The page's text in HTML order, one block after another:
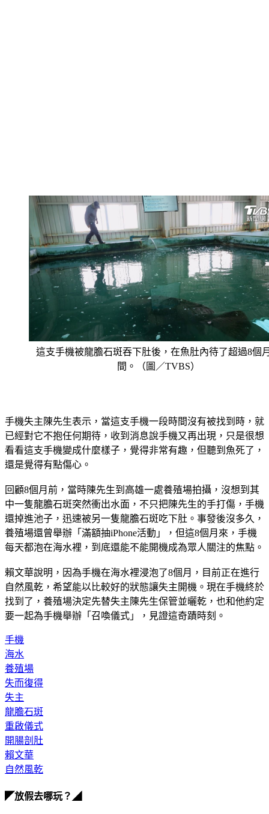
這支手機被龍膽石斑吞下肚後，在魚肚內待了超過8個
間。（圖／TVBS）
已經對它不抱任何期待，收到消息說手機又再出現，只是很想
看看這支手機變成什麼樣子，覺得非常有趣，但聽到魚死了，
還是覺得有點傷心。
中一隻龍膽石斑突然衝出水面，不只把陳先生的手打傷，手機
還掉進池子，迅速被另一隻龍膽石斑吃下肚。事發後沒多久，
養殖場還曾舉辦「滿額抽iPhone活動」，但這8個月來，手機
每天都泡在海水裡，到底還能不能開機成為眾人關注的焦點。
自然風乾，希望能以比較好的狀態讓失主開機。現在手機終於
找到了，養殖場決定先替失主陳先生保管並曬乾，也和他約定
要一起為手機舉辦「召喚儀式」，見證這奇蹟時刻。
海水
養殖場
失而復得
失主
龍膽石斑
重啟儀式
開腸剖肚
賴文華
自然風乾